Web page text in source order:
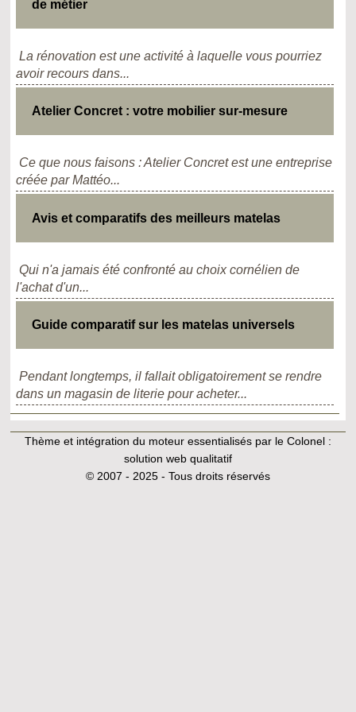
de métier
La rénovation est une activité à laquelle vous pourriez
avoir recours dans...
Atelier Concret : votre mobilier sur-mesure
Ce que nous faisons : Atelier Concret est une entreprise
créée par Mattéo...
Avis et comparatifs des meilleurs matelas
Qui n'a jamais été confronté au choix cornélien de
l'achat d'un...
Guide comparatif sur les matelas universels
Pendant longtemps, il fallait obligatoirement se rendre
dans un magasin de literie pour acheter...
Thème et intégration du moteur essentialisés par le Colonel :
solution web qualitatif
© 2007 - 2025 - Tous droits réservés